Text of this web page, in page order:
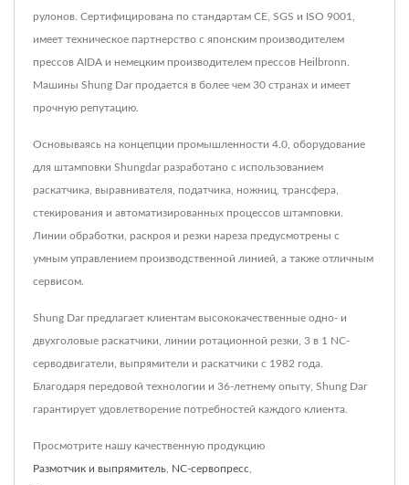
рулонов. Сертифицирована по стандартам CE, SGS и ISO 9001,
имеет техническое партнерство с японским производителем
прессов AIDA и немецким производителем прессов Heilbronn.
Машины Shung Dar продается в более чем 30 странах и имеет
прочную репутацию.
Основываясь на концепции промышленности 4.0, оборудование
для штамповки Shungdar разработано с использованием
раскатчика, выравнивателя, податчика, ножниц, трансфера,
стекирования и автоматизированных процессов штамповки.
Линии обработки, раскроя и резки нареза предусмотрены с
умным управлением производственной линией, а также отличным
сервисом.
Shung Dar предлагает клиентам высококачественные одно- и
двухголовые раскатчики, линии ротационной резки, 3 в 1 NC-
серводвигатели, выпрямители и раскатчики с 1982 года.
Благодаря передовой технологии и 36-летнему опыту, Shung Dar
гарантирует удовлетворение потребностей каждого клиента.
Просмотрите нашу качественную продукцию
Размотчик и выпрямитель NC-сервопресс